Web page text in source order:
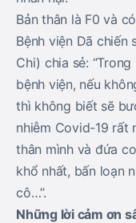
Bản thân là F0 và
Bệnh viện Dã chiến
Chi) chia sẻ:
bệnh viện, nếu
thì không biết sẽ
nhiễm Covid-19 rất
thân mình và đứa
khổ nhất, bấn loạn
cô…”.
Những lời cảm ơn